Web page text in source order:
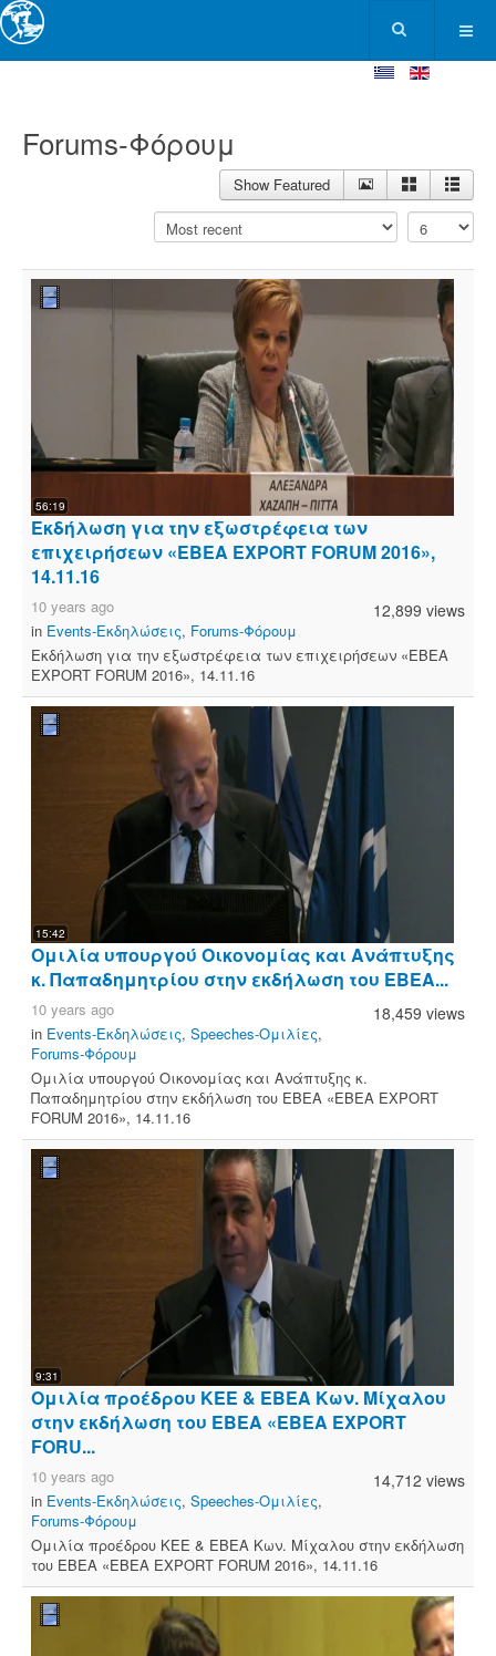
Forums-Φόρουμ
Show Featured
56:19
Εκδήλωση για την εξωστρέφεια των
επιχειρήσεων «ΕΒΕΑ EXPORT FORUM 2016»,
14.11.16
12,899 views
10 years ago
in Events-Εκδηλώσεις, Forums-Φόρουμ
Εκδήλωση για την εξωστρέφεια των επιχειρήσεων «ΕΒΕΑ
EXPORT FORUM 2016», 14.11.16
15:42
Ομιλία υπουργού Οικονομίας και Ανάπτυξης
κ. Παπαδημητρίου στην εκδήλωση του ΕΒΕΑ...
18,459 views
10 years ago
in Events-Εκδηλώσεις, Speeches-Ομιλίες,
Forums-Φόρουμ
Ομιλία υπουργού Οικονομίας και Ανάπτυξης κ.
Παπαδημητρίου στην εκδήλωση του ΕΒΕΑ «ΕΒΕΑ EXPORT
FORUM 2016», 14.11.16
9:31
Ομιλία προέδρου ΚΕΕ & ΕΒΕΑ Κων. Μίχαλου
στην εκδήλωση του ΕΒΕΑ «ΕΒΕΑ EXPORT
FORU...
14,712 views
10 years ago
in Events-Εκδηλώσεις, Speeches-Ομιλίες,
Forums-Φόρουμ
Ομιλία προέδρου ΚΕΕ & ΕΒΕΑ Κων. Μίχαλου στην εκδήλωση
του ΕΒΕΑ «ΕΒΕΑ EXPORT FORUM 2016», 14.11.16